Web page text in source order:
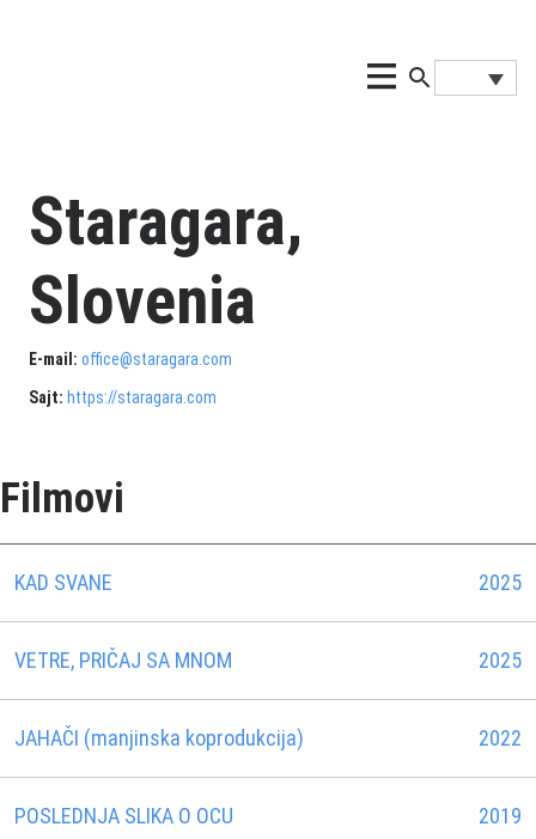
Staragara,
Slovenia
E-mail: office@staragara.com
Sajt: https://staragara.com
Filmovi
KAD SVANE 2025
VETRE, PRIČAJ SA MNOM 2025
JAHAČI (manjinska koprodukcija) 2022
POSLEDNJA SLIKA O OCU 2019